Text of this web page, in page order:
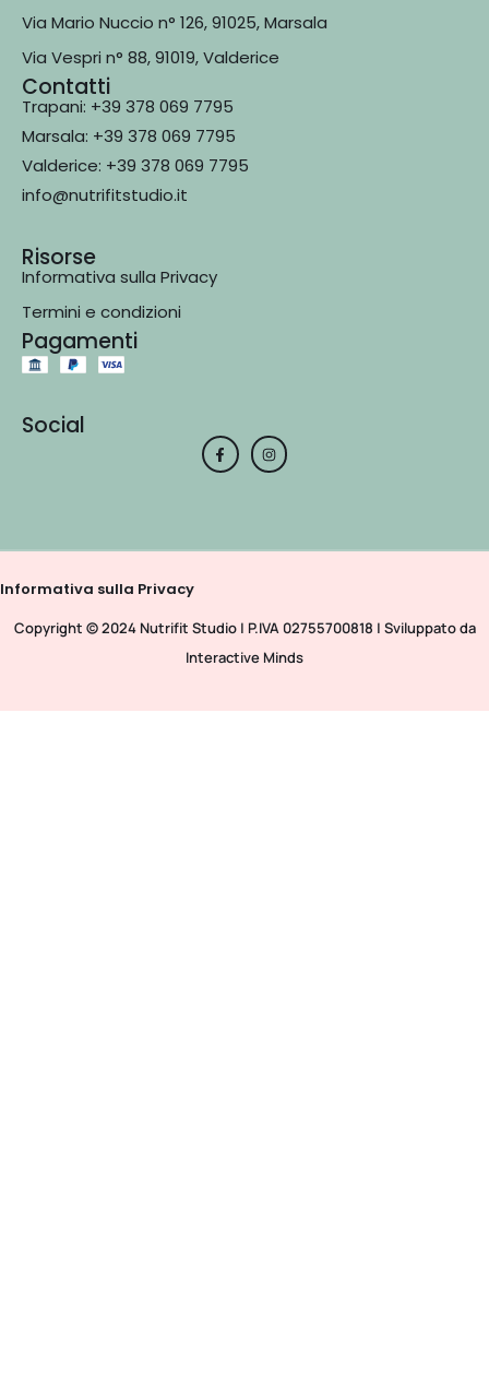
Via Mario Nuccio n° 126, 91025, Marsala
Via Vespri n° 88, 91019, Valderice
Contatti
Trapani: +39 378 069 7795
Marsala: +39 378 069 7795
Valderice: +39 378 069 7795
info@nutrifitstudio.it
Risorse
Informativa sulla Privacy
Termini e condizioni
Pagamenti
Social
Copyright © 2024 Nutrifit Studio | P.IVA 02755700818 | Sviluppato da
Interactive Minds
Informativa sulla Privacy